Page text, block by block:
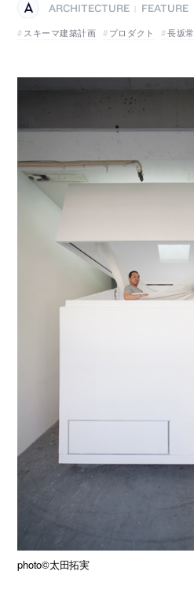
ARCHITECTURE
FEATURE
スキーマ建築計画
プロダクト 長坂常
photo©太田拓実